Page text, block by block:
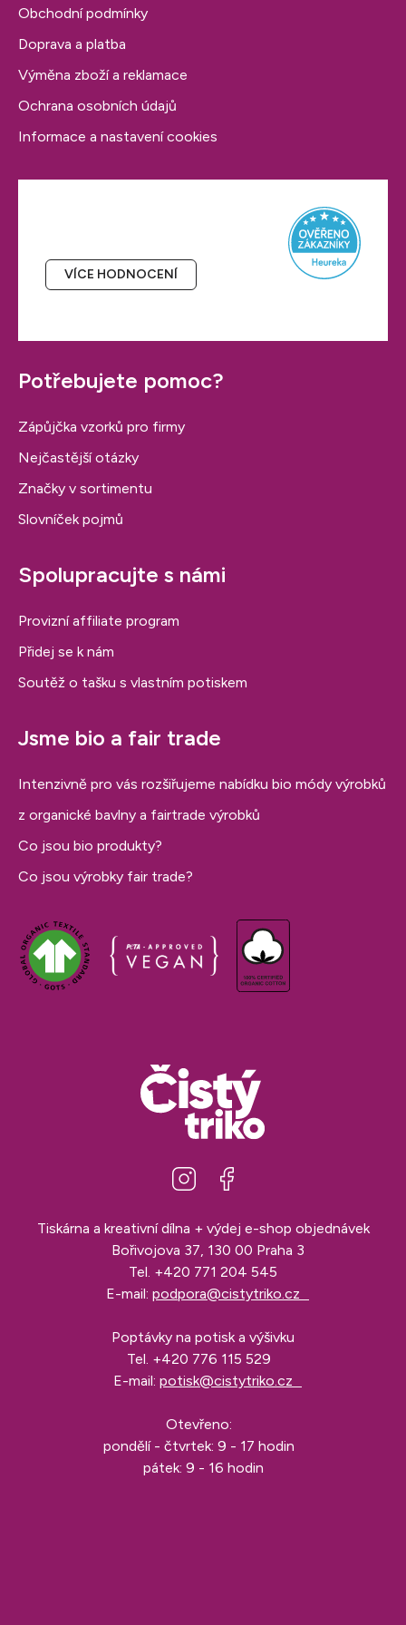
VÍCE HODNOCENÍ
Obchodní podmínky
Doprava a platba
Výměna zboží a reklamace
Ochrana osobních údajů
Informace a nastavení cookies
Potřebujete pomoc?
Zápůjčka vzorků pro firmy
Nejčastější otázky
Značky v sortimentu
Slovníček pojmů
Spolupracujte s námi
Provizní affiliate program
Přidej se k nám
Soutěž o tašku s vlastním potiskem
Jsme bio a fair trade
Intenzivně pro vás rozšiřujeme nabídku bio módy výrobků
z organické bavlny a fairtrade výrobků
Co jsou bio produkty?
Co jsou výrobky fair trade?
Tiskárna a kreativní dílna + výdej e-shop objednávek
Bořivojova 37, 130 00 Praha 3
Tel. +420 771 204 545
E-mail: podpora@cistytriko.cz
Poptávky na potisk a výšivku
Tel. +420 776 115 529
E-mail: potisk@cistytriko.cz
Otevřeno:
pondělí - čtvrtek: 9 - 17 hodin
pátek: 9 - 16 hodin